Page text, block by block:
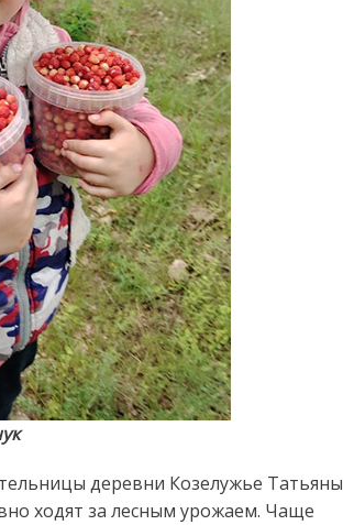
деревни Козелужье Татьяны
ходят за лесным урожаем. Чаще